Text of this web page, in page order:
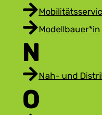
Modellbauer*in
N
Nah- und
O